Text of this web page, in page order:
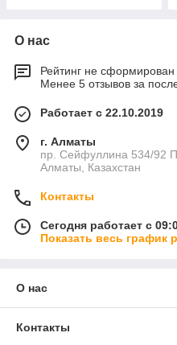
О нас
Рейтинг не сформирован
Менее 5 отзывов за
Работает с 22.10.2019
г. Алматы
пр. Сейфуллина 534/92
Алматы, Казахстан
Контакты
Сегодня работает с
Показать весь график
О нас
Контакты